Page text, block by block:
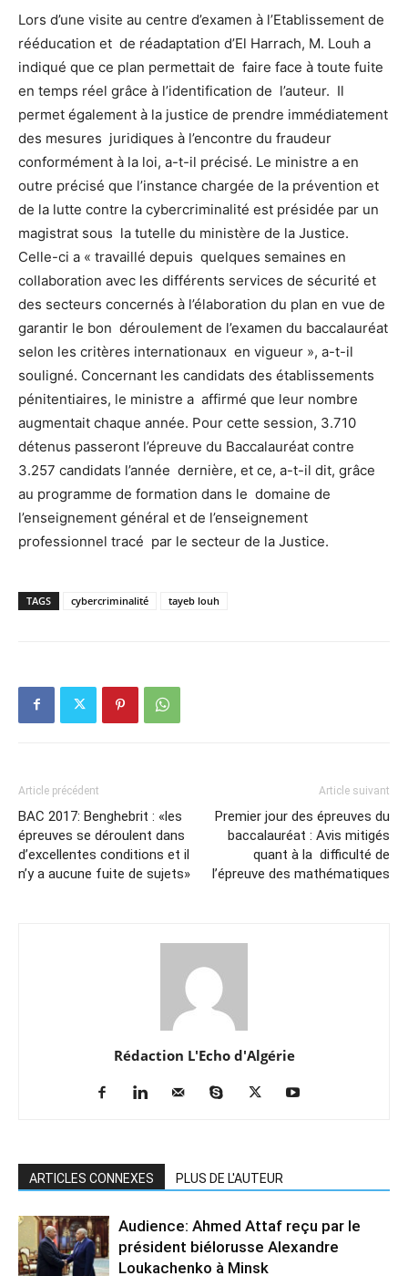
Lors d’une visite au centre d’examen à l’Etablissement de
rééducation et de réadaptation d’El Harrach, M. Louh a
indiqué que ce plan permettait de faire face à toute fuite
en temps réel grâce à l’identification de l’auteur. Il
permet également à la justice de prendre immédiatement
des mesures juridiques à l’encontre du fraudeur
conformément à la loi, a-t-il précisé. Le ministre a en
outre précisé que l’instance chargée de la prévention et
de la lutte contre la cybercriminalité est présidée par un
magistrat sous la tutelle du ministère de la Justice.
Celle-ci a « travaillé depuis quelques semaines en
collaboration avec les différents services de sécurité et
des secteurs concernés à l’élaboration du plan en vue de
garantir le bon déroulement de l’examen du baccalauréat
selon les critères internationaux en vigueur », a-t-il
souligné. Concernant les candidats des établissements
pénitentiaires, le ministre a affirmé que leur nombre
augmentait chaque année. Pour cette session, 3.710
détenus passeront l’épreuve du Baccalauréat contre
3.257 candidats l’année dernière, et ce, a-t-il dit, grâce
au programme de formation dans le domaine de
l’enseignement général et de l’enseignement
professionnel tracé par le secteur de la Justice.
TAGS cybercriminalité tayeb louh
Article précédent
BAC 2017: Benghebrit : «les
épreuves se déroulent dans
d’excellentes conditions et il
n’y a aucune fuite de sujets»
Article suivant
Premier jour des épreuves du
baccalauréat : Avis mitigés
quant à la difficulté de
l’épreuve des mathématiques
Rédaction L'Echo d'Algérie
ARTICLES CONNEXES PLUS DE L'AUTEUR
Audience: Ahmed Attaf reçu par le
président biélorusse Alexandre
Loukachenko à Minsk